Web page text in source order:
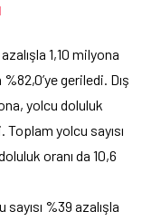
1,10 milyona
geriledi. Dış
yolcu doluluk
Toplam yolcu sayısı
oranı da 10,6
%39 azalışla